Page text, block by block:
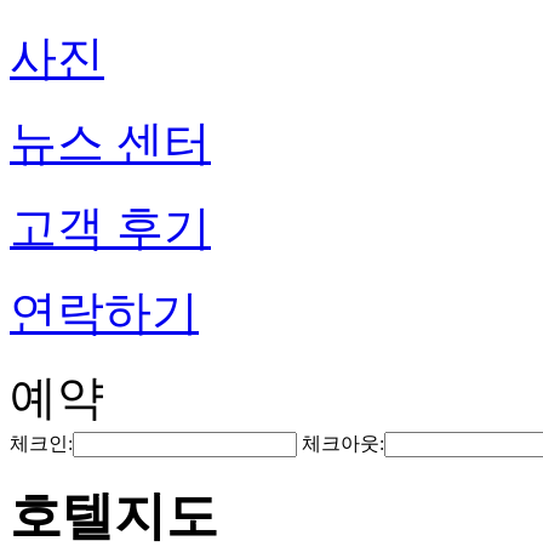
사진
뉴스 센터
고객 후기
연락하기
예약
체크인: 체크아웃:
호텔지도